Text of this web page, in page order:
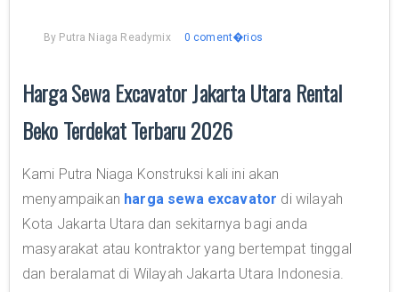
By Putra Niaga Readymix 0 coment�rios
Harga Sewa Excavator Jakarta Utara Rental
Beko Terdekat Terbaru 2026
Kami Putra Niaga Konstruksi kali ini akan
menyampaikan harga sewa excavator di wilayah
Kota Jakarta Utara dan sekitarnya bagi anda
masyarakat atau kontraktor yang bertempat tinggal
dan beralamat di Wilayah Jakarta Utara Indonesia.